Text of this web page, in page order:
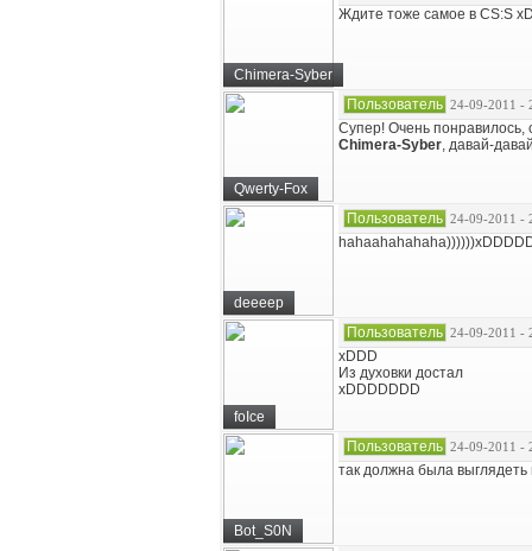
Chimera-Syber
Ждите тоже самое в CS:S
Qwerty-Fox
Пользователь 24-09-2011 -
Супер! Очень понравилось,
Chimera-Syber, давай-
deeeep
Пользователь 24-09-2011 -
foIce
Пользователь 24-09-2011 -
xDDD
Из духовки достал
xDDDDDDD
Bot_S0N
Пользователь 24-09-2011 -
так должна была